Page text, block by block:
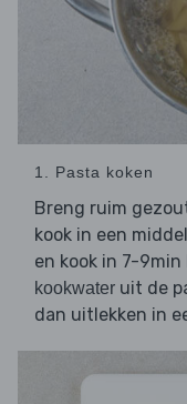
1. Pasta koken
Breng ruim
kook in een
en kook in 7-9min
kookwater uit de
dan uitlekken in